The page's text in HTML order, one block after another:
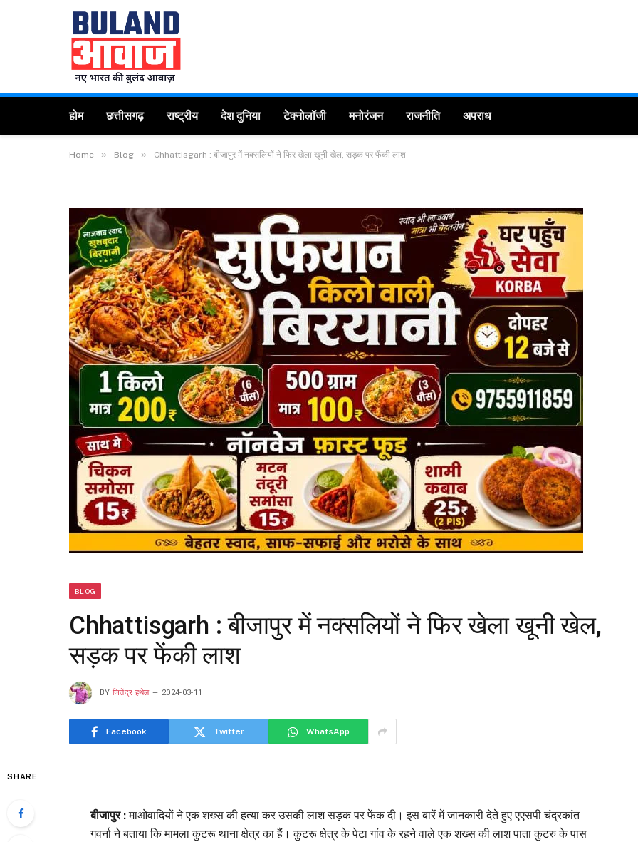
होम छत्तीसगढ़ राष्ट्रीय देश दुनिया टेक्नोलॉजी मनोरंजन राजनीति अपराध
Home » Blog » Chhattisgarh : बीजापुर में नक्सलियों ने फिर खेला खूनी खेल, सड़क पर फेंकी लाश
BLOG
Chhattisgarh : बीजापुर में नक्सलियों ने फिर खेला खूनी खेल,
सड़क पर फेंकी लाश
BY जितेंद्र हथेल 2024-03-11
Facebook Twitter WhatsApp
SHARE
बीजापुर :माओवादियों ने एक शख्स की हत्या कर उसकी लाश सड़क पर फेंक दी। इस बारें में जानकारी देते हुए एएसपी चंद्रकांत
गवर्ना ने बताया कि मामला कुटरू थाना क्षेत्र का हैं। कुटरू क्षेत्र के पेटा गांव के रहने वाले एक शख्स की लाश पाता कुटरु के पास